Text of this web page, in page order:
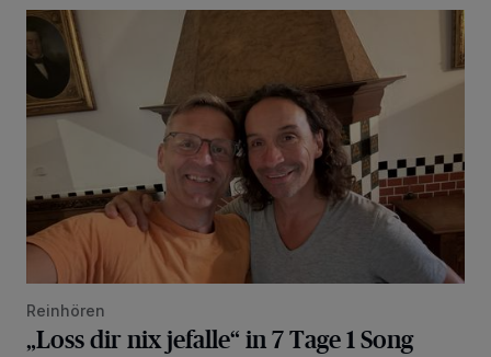
„Loss dir nix jefalle“ in 7 Tage 1 Song
Reinhören
„Loss dir nix jefalle“ in 7 Tage 1 Song